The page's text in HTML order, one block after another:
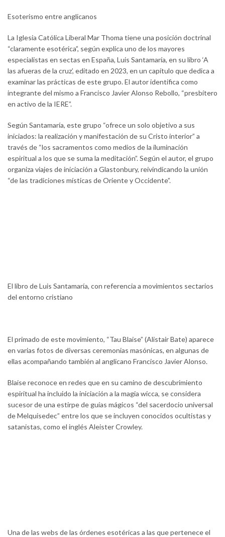
Esoterismo entre anglicanos
La Iglesia Católica Liberal Mar Thoma tiene una posición doctrinal
“claramente esotérica”, según explica uno de los mayores
especialistas en sectas en España, Luis Santamaría, en su libro ‘A
las afueras de la cruz’, editado en 2023, en un capítulo que dedica a
examinar las prácticas de este grupo. El autor identifica como
integrante del mismo a Francisco Javier Alonso Rebollo, “presbítero
en activo de la IERE”.
Según Santamaría, este grupo “ofrece un solo objetivo a sus
iniciados: la realización y manifestación de su Cristo interior” a
través de “los sacramentos como medios de la iluminación
espiritual a los que se suma la meditación”. Según el autor, el grupo
organiza viajes de iniciación a Glastonbury, reivindicando la unión
“de las tradiciones místicas de Oriente y Occidente”.
El libro de Luis Santamaría, con referencia a movimientos sectarios
del entorno cristiano
El primado de este movimiento, “Tau Blaise” (Alistair Bate) aparece
en varias fotos de diversas ceremonias masónicas, en algunas de
ellas acompañando también al anglicano Francisco Javier Alonso.
Blaise reconoce en redes que en su camino de descubrimiento
espiritual ha incluido la iniciación a la magia wicca, se considera
sucesor de una estirpe de guías mágicos “del sacerdocio universal
de Melquisedec” entre los que se incluyen conocidos ocultistas y
satanistas, como el inglés Aleister Crowley.
Una de las webs de las órdenes esotéricas a las que pertenece el